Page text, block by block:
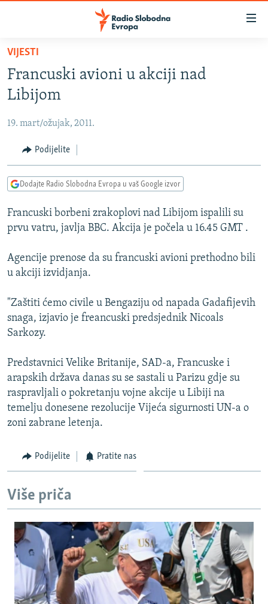
Pređite
glavni
sadržaj
na
navigaciju
Pređite
na
BOSNA I HERCEGOVINA
SRBIJA
KOSOVO
CRNA GORA
VIDEO
FOTOGALERIJE
INFOGRAFIKE
PODCASTI
RAT U UKRAJINI
KINA NA BALKANU
RSE PRIČE IZ SVIJETA
ISPRIČAJ MI
DNEVNO@RSE
SPECIJALI RSE
GENOCID U SREBRENICI
POPLAVE I KLIZIŠTA U BIH 2024.
TV LIBERTY
MOJA EVROPA
TRI DECENIJE OD RATA U BIH
SVE KARTE DEJTONA
PRATITE NAS
Sve RFE/RL stranice
VIJESTI
Francuski avioni u akciji nad
Libijom
19. mart/ožujak, 2011.
Podijelite
Dodajte Radio Slobodna Evropa u vaš Google izvor
Francuski borbeni zrakoplovi nad Libijom ispalili su
prvu vatru, javlja BBC. Akcija je počela u 16.45 GMT .
Agencije prenose da su francuski avioni prethodno bili
u akciji izvidjanja.
"Zaštiti ćemo civile u Bengaziju od napada Gadafijevih
snaga, izjavio je freancuski predsjednik Nicoals
Sarkozy.
Predstavnici Velike Britanije, SAD-a, Francuske i
arapskih država danas su se sastali u Parizu gdje su
raspravljali o pokretanju vojne akcije u Libiji na
temelju donesene rezolucije Vijeća sigurnosti UN-a o
zoni zabrane letenja.
Podijelite Pratite nas
Više priča